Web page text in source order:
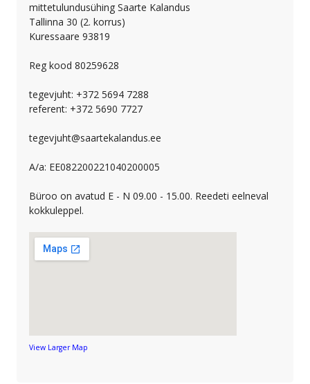
mittetulundusühing Saarte Kalandus
Tallinna 30 (2. korrus)
Kuressaare 93819
Reg kood 80259628
tegevjuht: +372 5694 7288
referent: +372 5690 7727
tegevjuht@saartekalandus.ee
A/a: EE082200221040200005
Büroo on avatud E - N 09.00 - 15.00. Reedeti eelneval
kokkuleppel.
View Larger Map